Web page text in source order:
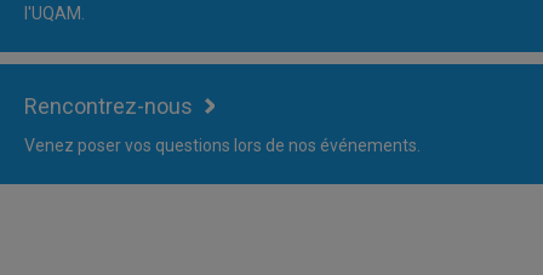
l'UQAM.
Rencontrez-nous
Venez poser vos questions lors de nos événements.